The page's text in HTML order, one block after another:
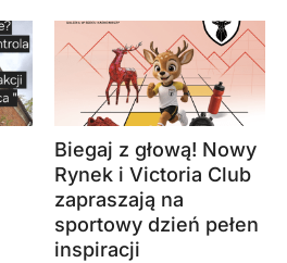
Biegaj z głową! Nowy
Rynek i Victoria Club
zapraszają na
sportowy dzień pełen
inspiracji